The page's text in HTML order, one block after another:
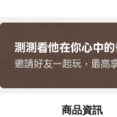
商品資訊